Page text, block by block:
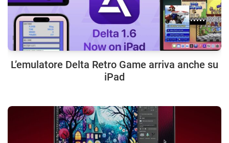
L’emulatore Delta Retro Game arriva anche su
iPad